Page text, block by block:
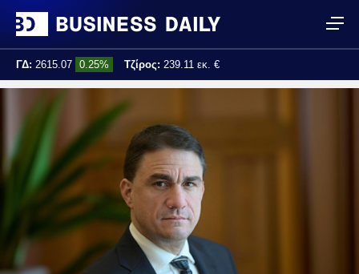
ΓΔ: 2615.07 0.25% Τζίρος: 239.11 εκ. €